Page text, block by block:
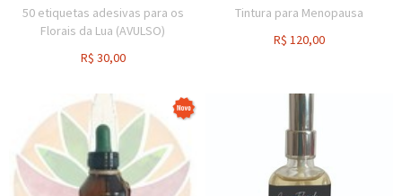
50 etiquetas adesivas para os
Florais da Lua (AVULSO)
R$ 30,00
Tintura para Menopausa
R$ 120,00